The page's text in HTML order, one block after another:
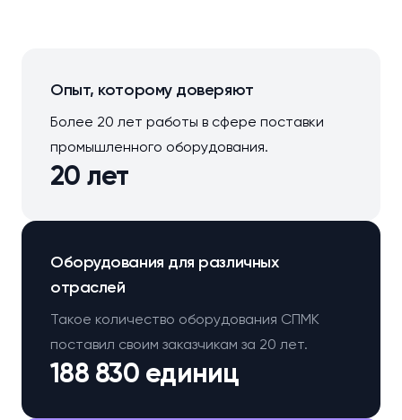
20 лет
Опыт, которому доверяют
Более 20 лет работы в сфере поставки
промышленного оборудования.
188 830 единиц
Оборудования для различных
отраслей
Такое количество оборудования СПМК
поставил своим заказчикам за 20 лет.